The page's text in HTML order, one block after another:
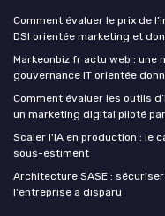
Comment évaluer le prix de
DSI orientée marketing et
Markeonbiz fr actu web : une
gouvernance IT orientée
Comment évaluer les outils
un marketing digital piloté par
Scaler l'IA en production : le
sous-estiment
Architecture SASE :
l'entreprise a disparu